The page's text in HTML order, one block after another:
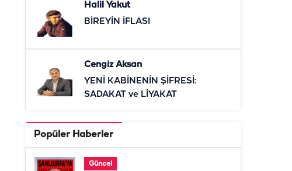
Halil Yakut
BİREYİN İFLASI
Cengiz Aksan
YENİ KABİNENİN ŞİFRESİ:
SADAKAT ve LİYAKAT
Popüler Haberler
Güncel